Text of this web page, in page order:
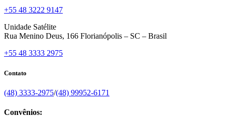
+55 48 3222 9147
Unidade Satélite
Rua Menino Deus, 166 Florianópolis – SC – Brasil
+55 48 3333 2975
Contato
(48) 3333-2975/(48) 99952-6171
Convênios: